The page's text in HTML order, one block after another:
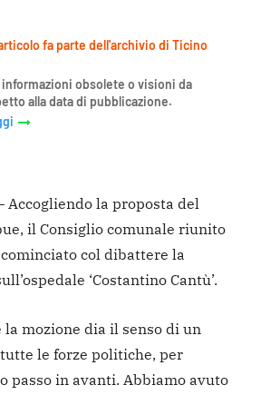
fa parte dell'archivio di Ticino
obsolete o visioni da
alla data di pubblicazione.
Accogliendo la proposta del
il Consiglio comunale riunito
col dibattere la
‘Costantino Cantù’.
la mozione dia il senso di un
le forze politiche, per
passo in avanti. Abbiamo avuto